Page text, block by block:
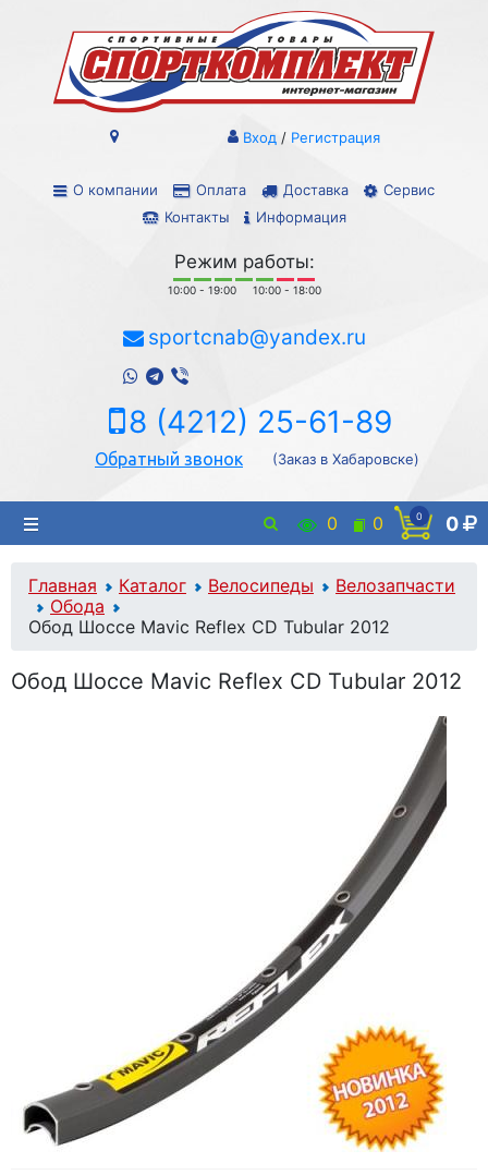
О компании Оплата Доставка
Сервис
Контакты
Информация
Вход / Регистрация
Режим работы:
10:00 - 19:00 10:00 - 18:00
sportcnab@yandex.ru
8 (4212) 25-61-89
Обратный звонок (Заказ в Хабаровске)
0 0 0 0
Главная Каталог Велосипеды
Велозапчасти
Обода
Обод Шоссе Mavic Reflex CD Tubular 2012
Обод Шоссе Mavic Reflex CD Tubular 2012